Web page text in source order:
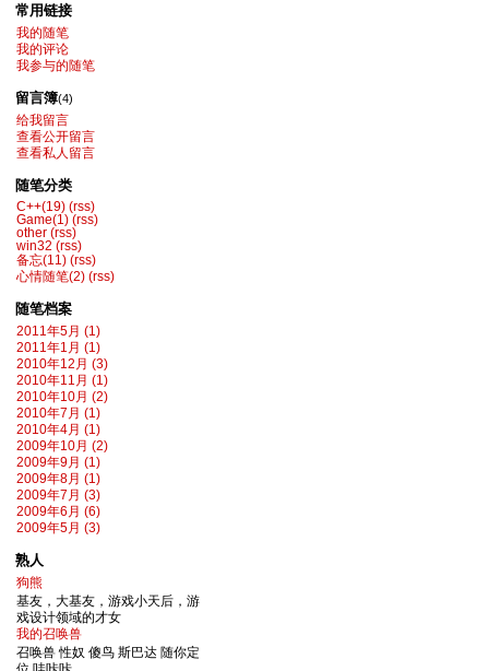
常用链接
我的随笔
我的评论
我参与的随笔
留言簿(4)
给我留言
查看公开留言
查看私人留言
随笔分类
C++(19) (rss)
Game(1) (rss)
other (rss)
win32 (rss)
备忘(11) (rss)
心情随笔(2) (rss)
随笔档案
2011年5月 (1)
2011年1月 (1)
2010年12月 (3)
2010年11月 (1)
2010年10月 (2)
2010年7月 (1)
2010年4月 (1)
2009年10月 (2)
2009年9月 (1)
2009年8月 (1)
2009年7月 (3)
2009年6月 (6)
2009年5月 (3)
熟人
狗熊
基友，大基友，游戏小天后，游
戏设计领域的才女
我的召唤兽
召唤兽 性奴 傻鸟 斯巴达 随你定